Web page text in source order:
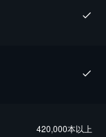
420,000本以上